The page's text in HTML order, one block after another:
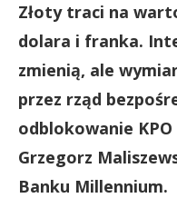
Złoty traci na
dolara i franka.
zmienią, ale
przez rząd
odblokowanie
Grzegorz
Banku Millennium.